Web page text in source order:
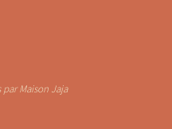
Maison Jaja